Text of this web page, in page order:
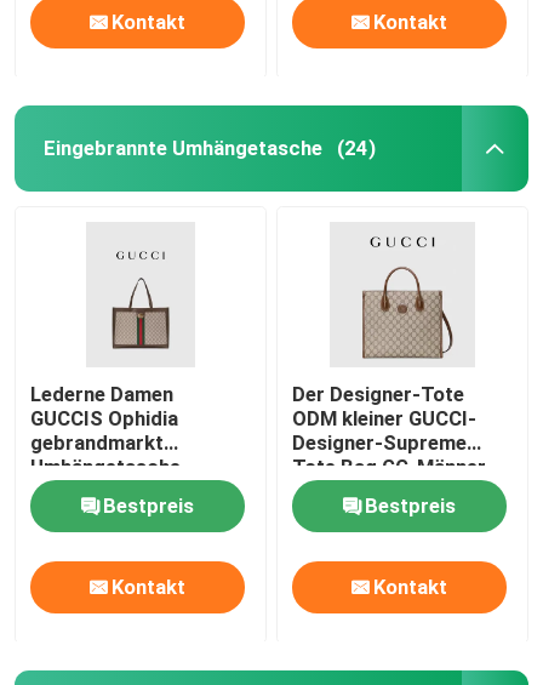
Kontakt Kontakt
Eingebrannte Umhängetasche (24)
Lederne Damen
GUCCIS Ophidia
gebrandmarkt
Umhängetasche-
Einkaufstotalisator
Bestpreis
Kontakt
Der Designer-Tote
ODM kleiner GUCCI-
Designer-Supreme
Tote Bag GG-Männer
Bestpreis
Kontakt